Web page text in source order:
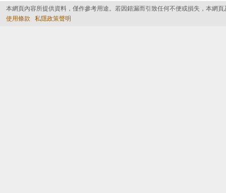
本網頁內容所提供資料，僅作參考用途。若因錯漏而引致任何不便或損失，本網
使用條款
私隱政策聲明